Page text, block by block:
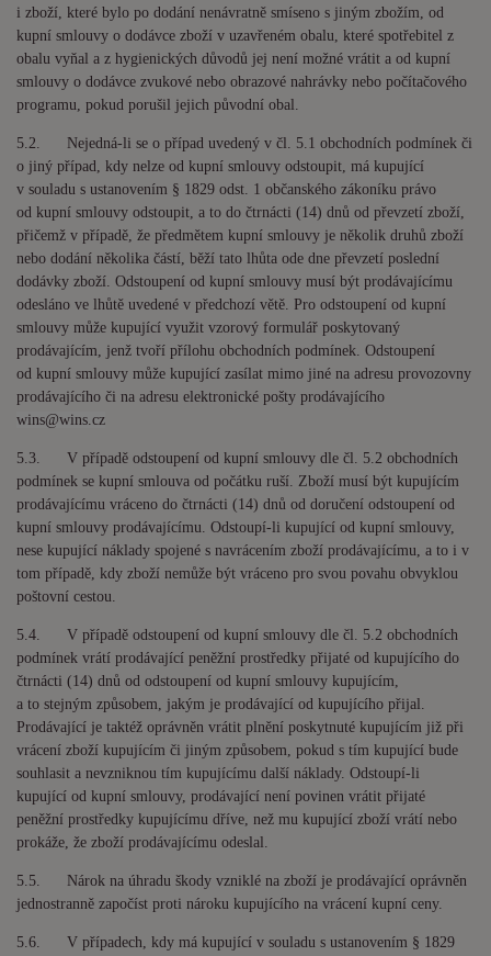
i zboží, které bylo po dodání nenávratně smíseno s jiným zbožím, od
kupní smlouvy o dodávce zboží v uzavřeném obalu, které spotřebitel z
obalu vyňal a z hygienických důvodů jej není možné vrátit a od kupní
smlouvy o dodávce zvukové nebo obrazové nahrávky nebo počítačového
programu, pokud porušil jejich původní obal.
5.2. Nejedná-li se o případ uvedený v čl. 5.1 obchodních podmínek či
o jiný případ, kdy nelze od kupní smlouvy odstoupit, má kupující
v souladu s ustanovením § 1829 odst. 1 občanského zákoníku právo
od kupní smlouvy odstoupit, a to do čtrnácti (14) dnů od převzetí zboží,
přičemž v případě, že předmětem kupní smlouvy je několik druhů zboží
nebo dodání několika částí, běží tato lhůta ode dne převzetí poslední
dodávky zboží. Odstoupení od kupní smlouvy musí být prodávajícímu
odesláno ve lhůtě uvedené v předchozí větě. Pro odstoupení od kupní
smlouvy může kupující využit vzorový formulář poskytovaný
prodávajícím, jenž tvoří přílohu obchodních podmínek. Odstoupení
od kupní smlouvy může kupující zasílat mimo jiné na adresu provozovny
prodávajícího či na adresu elektronické pošty prodávajícího
wins@wins.cz
5.3. V případě odstoupení od kupní smlouvy dle čl. 5.2 obchodních
podmínek se kupní smlouva od počátku ruší. Zboží musí být kupujícím
prodávajícímu vráceno do čtrnácti (14) dnů od doručení odstoupení od
kupní smlouvy prodávajícímu. Odstoupí-li kupující od kupní smlouvy,
nese kupující náklady spojené s navrácením zboží prodávajícímu, a to i v
tom případě, kdy zboží nemůže být vráceno pro svou povahu obvyklou
poštovní cestou.
5.4. V případě odstoupení od kupní smlouvy dle čl. 5.2 obchodních
podmínek vrátí prodávající peněžní prostředky přijaté od kupujícího do
čtrnácti (14) dnů od odstoupení od kupní smlouvy kupujícím,
a to stejným způsobem, jakým je prodávající od kupujícího přijal.
Prodávající je taktéž oprávněn vrátit plnění poskytnuté kupujícím již při
vrácení zboží kupujícím či jiným způsobem, pokud s tím kupující bude
souhlasit a nevzniknou tím kupujícímu další náklady. Odstoupí-li
kupující od kupní smlouvy, prodávající není povinen vrátit přijaté
peněžní prostředky kupujícímu dříve, než mu kupující zboží vrátí nebo
prokáže, že zboží prodávajícímu odeslal.
5.5. Nárok na úhradu škody vzniklé na zboží je prodávající oprávněn
jednostranně započíst proti nároku kupujícího na vrácení kupní ceny.
5.6. V případech, kdy má kupující v souladu s ustanovením § 1829